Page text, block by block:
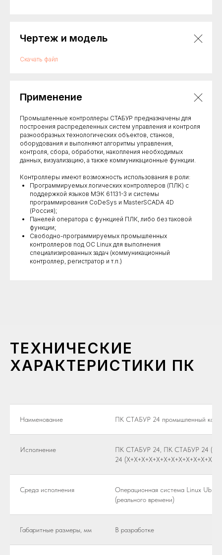
Чертеж и модель
Скачать файл
Применение
Промышленные контроллеры СТАБУР предназначены для
построения распределенных систем управления и контроля
разнообразных технологических объектов, станков,
оборудования и выполняют алгоритмы управления,
контроля, сбора, обработки, накопления необходимых
данных, визуализацию, а также коммуникационные функции.
Контроллеры имеют возможность использования в роли:
Программируемых логических контроллеров (ПЛК) с
поддержкой языков МЭК 61131-3 и системы
программирования CoDeSys и MasterSCADA 4D
(Россия);
Панелей оператора с функцией ПЛК, либо без таковой
функции;
Свободно-программируемых промышленных
контроллеров под ОС Linux для выполнения
специализированных задач (коммуникационный
контроллер, регистратор и т.п.)
ТЕХНИЧЕСКИЕ
ХАРАКТЕРИСТИКИ ПК
Наименование ПК СТАБУР 24 промышленный
Исполнение
ПК СТАБУР 24, ПК СТАБУР 24
24
Среда исполнения
Операционная система Linux
(реального времени)
Габаритные размеры, мм В разработке